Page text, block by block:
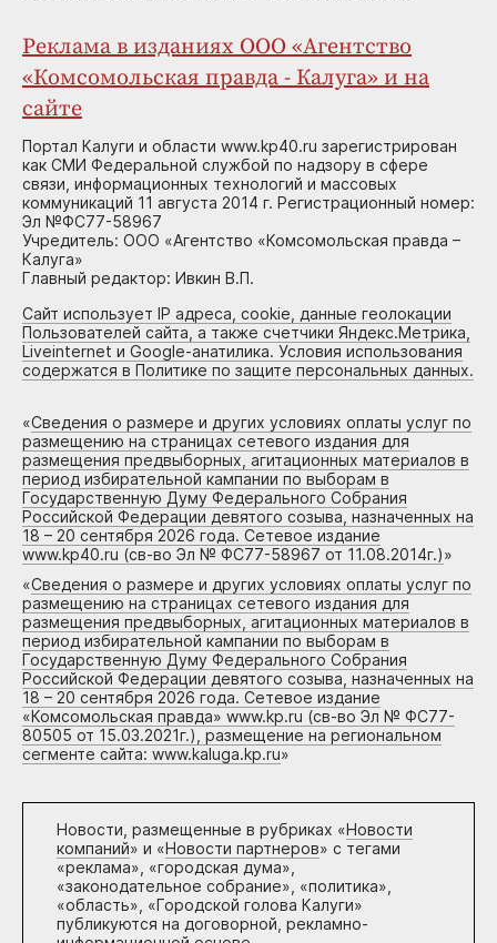
Реклама в изданиях ООО «Агентство
«Комсомольская правда - Калуга» и на
сайте
Портал Калуги и области www.kp40.ru зарегистрирован
как СМИ Федеральной службой по надзору в сфере
связи, информационных технологий и массовых
коммуникаций 11 августа 2014 г. Регистрационный номер:
Эл №ФС77-58967
Учредитель: ООО «Агентство «Комсомольская правда –
Калуга»
Главный редактор: Ивкин В.П.
Сайт использует IP адреса, cookie, данные геолокации
Пользователей сайта, а также счетчики Яндекс.Метрика,
Liveinternet и Google-анатилика. Условия использования
содержатся в Политике по защите персональных данных.
«Сведения о размере и других условиях оплаты услуг по
размещению на страницах сетевого издания для
размещения предвыборных, агитационных материалов в
период избирательной кампании по выборам в
Государственную Думу Федерального Собрания
Российской Федерации девятого созыва, назначенных на
18 – 20 сентября 2026 года. Сетевое издание
www.kp40.ru (св-во Эл № ФС77-58967 от 11.08.2014г.)»
«Сведения о размере и других условиях оплаты услуг по
размещению на страницах сетевого издания для
размещения предвыборных, агитационных материалов в
период избирательной кампании по выборам в
Государственную Думу Федерального Собрания
Российской Федерации девятого созыва, назначенных на
18 – 20 сентября 2026 года. Сетевое издание
«Комсомольская правда» www.kp.ru (св-во Эл № ФС77-
80505 от 15.03.2021г.), размещение на региональном
сегменте сайта: www.kaluga.kp.ru»
Новости, размещенные в рубриках «Новости
компаний» и «Новости партнеров» с тегами
«реклама», «городская дума»,
«законодательное собрание», «политика»,
«область», «Городской голова Калуги»
публикуются на договорной, рекламно-